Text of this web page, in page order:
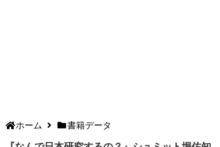
ホーム 書籍データ